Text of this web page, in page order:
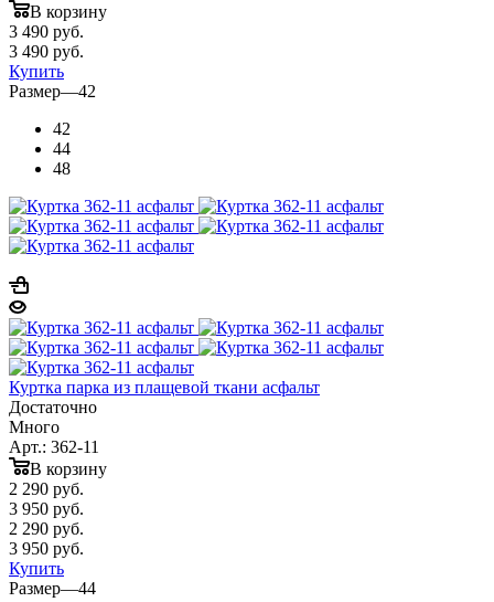
В корзину
3 490 руб.
3 490 руб.
Купить
Размер—42
42
44
48
Куртка парка из плащевой ткани асфальт
Достаточно
Много
Арт.: 362-11
В корзину
2 290 руб.
3 950 руб.
2 290 руб.
3 950 руб.
Купить
Размер—44